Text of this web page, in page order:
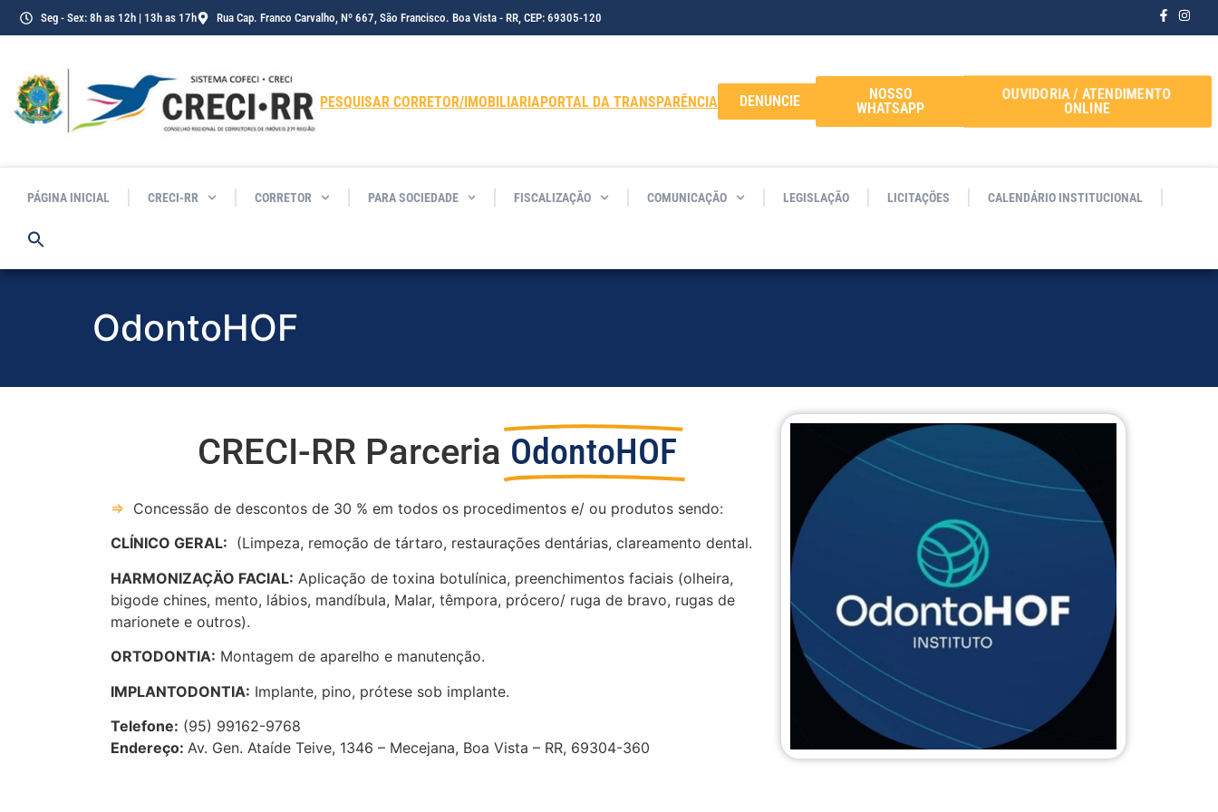
Seg - Sex: 8h as 12h | 13h as 17h Rua Cap. Franco Carvalho, Nº 667, São Francisco. Boa Vista - RR, CEP: 69305-120
PESQUISAR CORRETOR/IMOBILIARIAPORTAL DA TRANSPARÊNCIA DENUNCIE
NOSSO
WHATSAPP
OUVIDORIA / ATENDIMENTO
ONLINE
PÁGINA INICIAL CRECI-RR CORRETOR PARA SOCIEDADE FISCALIZAÇÃO COMUNICAÇÃO LEGISLAÇÃO LICITAÇÕES CALENDÁRIO INSTITUCIONAL
OdontoHOF
CRECI-RR Parceria OdontoHOF
⇒ Concessão de descontos de 30 % em todos os procedimentos e/ ou produtos sendo:
CLÍNICO GERAL: (Limpeza, remoção de tártaro, restaurações dentárias, clareamento dental.
HARMONIZAÇÄO FACIAL: Aplicação de toxina botulínica, preenchimentos faciais (olheira,
bigode chines, mento, lábios, mandíbula, Malar, têmpora, prócero/ ruga de bravo, rugas de
marionete e outros).
ORTODONTIA: Montagem de aparelho e manutenção.
IMPLANTODONTIA: Implante, pino, prótese sob implante.
Telefone: (95) 99162-9768
Endereço: Av. Gen. Ataíde Teive, 1346 – Mecejana, Boa Vista – RR, 69304-360